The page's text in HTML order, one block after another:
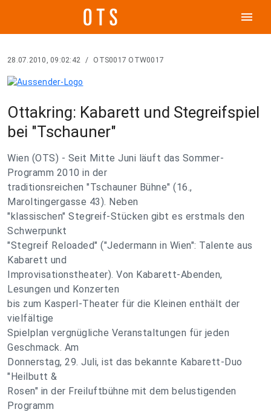
menu
28.07.2010, 09:02:42 / OTS0017 OTW0017
Ottakring: Kabarett und Stegreifspiel
bei "Tschauner"
Wien (OTS) - Seit Mitte Juni läuft das Sommer-
Programm 2010 in der
traditionsreichen "Tschauner Bühne" (16.,
Maroltingergasse 43). Neben
"klassischen" Stegreif-Stücken gibt es erstmals den
Schwerpunkt
"Stegreif Reloaded" ("Jedermann in Wien": Talente aus
Kabarett und
Improvisationstheater). Von Kabarett-Abenden,
Lesungen und Konzerten
bis zum Kasperl-Theater für die Kleinen enthält der
vielfältige
Spielplan vergnügliche Veranstaltungen für jeden
Geschmack. Am
Donnerstag, 29. Juli, ist das bekannte Kabarett-Duo
"Heilbutt &
Rosen" in der Freiluftbühne mit dem belustigenden
Programm